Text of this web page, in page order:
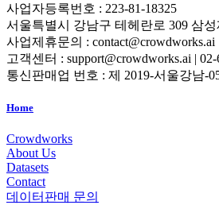
사업자등록번호 : 223-81-18325
서울특별시 강남구 테헤란로 309 삼
사업제휴문의 : contact@crowdworks.ai
고객센터 : support@crowdworks.ai |
통신판매업 번호 : 제 2019-서울강남-
Home
Crowdworks
About Us
Datasets
Contact
데이터판매 문의